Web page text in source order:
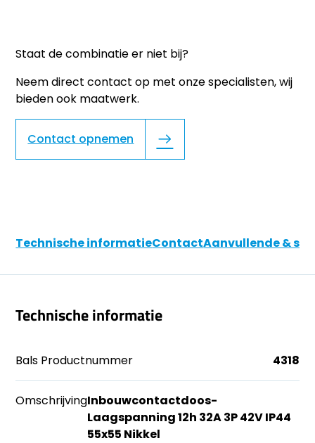
Staat de combinatie er niet bij?
Neem direct contact op met onze specialisten, wij
bieden ook maatwerk.
Contact opnemen
Technische informatieContactAanvullende &
Technische informatie
Bals Productnummer 4318
OmschrijvingInbouwcontactdoos-
Laagspanning 12h 32A 3P 42V IP44
55x55 Nikkel